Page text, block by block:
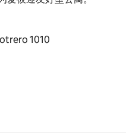
1010